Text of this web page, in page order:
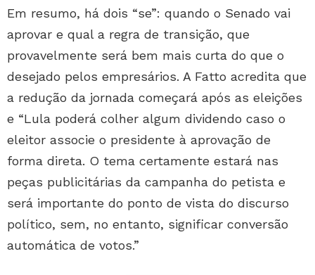
Em resumo, há dois “se”: quando o Senado vai
aprovar e qual a regra de transição, que
provavelmente será bem mais curta do que o
desejado pelos empresários. A Fatto acredita que
a redução da jornada começará após as eleições
e “Lula poderá colher algum dividendo caso o
eleitor associe o presidente à aprovação de
forma direta. O tema certamente estará nas
peças publicitárias da campanha do petista e
será importante do ponto de vista do discurso
político, sem, no entanto, significar conversão
automática de votos.”